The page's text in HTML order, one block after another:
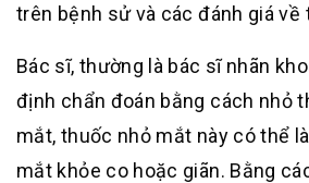
trên bệnh sử và các đánh giá về
Bác sĩ, thường là bác sĩ nhãn
định chẩn đoán bằng cách nhỏ
mắt, thuốc nhỏ mắt này có thể
mắt khỏe co hoặc giãn. Bằng